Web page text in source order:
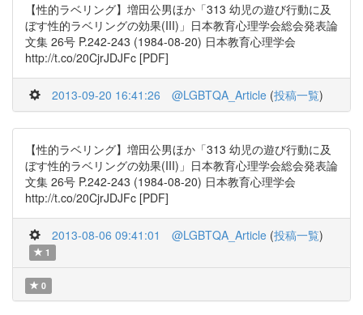
【性的ラベリング】増田公男ほか「313 幼児の遊び行動に及
ぼす性的ラベリングの効果(III)」日本教育心理学会総会発表論
文集 26号 P.242-243 (1984-08-20) 日本教育心理学会
http://t.co/20CjrJDJFc [PDF]
2013-09-20 16:41:26 @LGBTQA_Article (投稿一覧)
【性的ラベリング】増田公男ほか「313 幼児の遊び行動に及
ぼす性的ラベリングの効果(III)」日本教育心理学会総会発表論
文集 26号 P.242-243 (1984-08-20) 日本教育心理学会
http://t.co/20CjrJDJFc [PDF]
2013-08-06 09:41:01 @LGBTQA_Article (投稿一覧)
1
0